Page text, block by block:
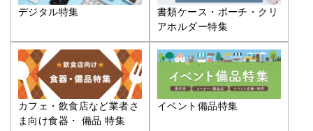
デジタル特集
書類ケース・ポーチ・クリ
アホルダー特集
カフェ・飲食店など業者さ
ま向け食器・ 備品 特集
イベント備品特集